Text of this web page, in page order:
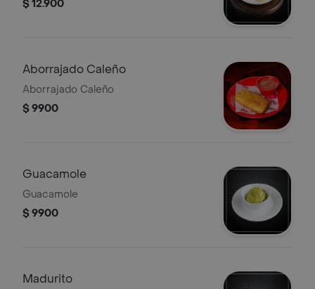
$ 12.900
Aborrajado Caleño
Aborrajado Caleño
$ 9900
Guacamole
Guacamole
$ 9900
Madurito